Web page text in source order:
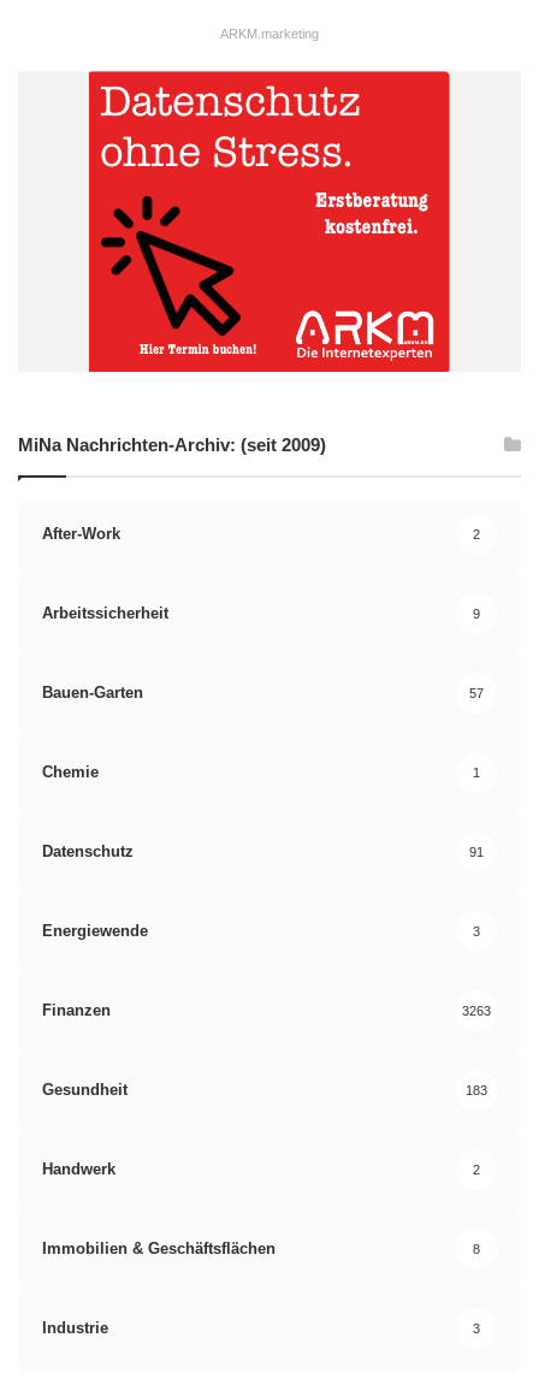
ARKM.marketing
MiNa Nachrichten-Archiv: (seit 2009)
After-Work 2
Arbeitssicherheit 9
Bauen-Garten 57
Chemie 1
Datenschutz 91
Energiewende 3
Finanzen 3263
Gesundheit 183
Handwerk 2
Immobilien & Geschäftsflächen 8
Industrie 3